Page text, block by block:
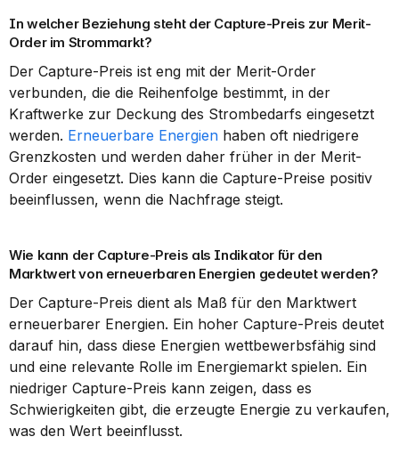
In welcher Beziehung steht der Capture-Preis zur Merit-
Order im Strommarkt?
Der Capture-Preis ist eng mit der Merit-Order
verbunden, die die Reihenfolge bestimmt, in der
Kraftwerke zur Deckung des Strombedarfs eingesetzt
werden. Erneuerbare Energien haben oft niedrigere
Grenzkosten und werden daher früher in der Merit-
Order eingesetzt. Dies kann die Capture-Preise positiv
beeinflussen, wenn die Nachfrage steigt.
Wie kann der Capture-Preis als Indikator für den
Marktwert von erneuerbaren Energien gedeutet werden?
Der Capture-Preis dient als Maß für den Marktwert
erneuerbarer Energien. Ein hoher Capture-Preis deutet
darauf hin, dass diese Energien wettbewerbsfähig sind
und eine relevante Rolle im Energiemarkt spielen. Ein
niedriger Capture-Preis kann zeigen, dass es
Schwierigkeiten gibt, die erzeugte Energie zu verkaufen,
was den Wert beeinflusst.